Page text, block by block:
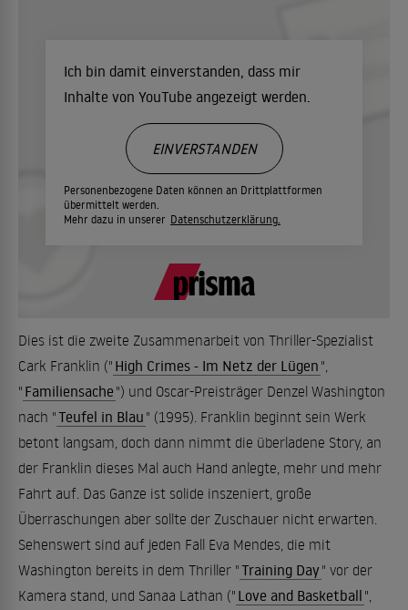
Ich bin damit einverstanden, dass mir
Inhalte von YouTube angezeigt werden.
Personenbezogene Daten können an Drittplattformen
übermittelt werden.
Mehr dazu in unserer Datenschutzerklärung.
EINVERSTANDEN
Dies ist die zweite Zusammenarbeit von Thriller-Spezialist
Cark Franklin (" High Crimes - Im Netz der Lügen ",
" Familiensache ") und Oscar-Preisträger Denzel Washington
nach "Teufel in Blau " (1995). Franklin beginnt sein Werk
betont langsam, doch dann nimmt die überladene Story, an
der Franklin dieses Mal auch Hand anlegte, mehr und mehr
Fahrt auf. Das Ganze ist solide inszeniert, große
Überraschungen aber sollte der Zuschauer nicht erwarten.
Sehenswert sind auf jeden Fall Eva Mendes, die mit
Washington bereits in dem Thriller "Training Day " vor der
Kamera stand, und Sanaa Lathan (" Love and Basketball ",